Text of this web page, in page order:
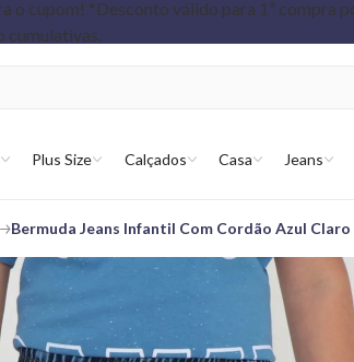
Plus Size Calçados Casa Jeans
Bermuda Jeans Infantil Com Cordão Azul Claro